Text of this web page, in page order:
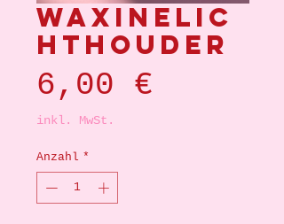
Waxinelic
hthouder
6,00 €
inkl. MwSt.
Anzahl *